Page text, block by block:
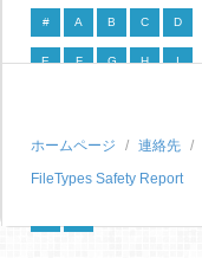
# A B C D
E F G H I
P Q R S
T U V W X
ホームページ 連絡先
FileTypes Safety Report